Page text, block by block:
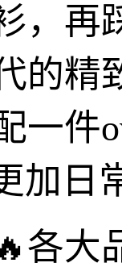
，再
的精
一件
加日
各大